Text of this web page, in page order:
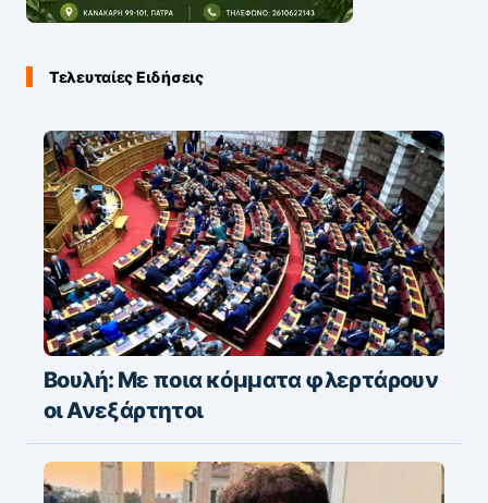
Τελευταίες Ειδήσεις
Βουλή: Με ποια κόμματα φλερτάρουν
οι Ανεξάρτητοι